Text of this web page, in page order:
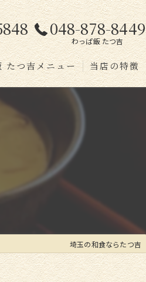
048-878-8449
わっぱ飯 たつ吉
たつ吉メニュー 当店の特徴
埼玉の和食ならたつ吉